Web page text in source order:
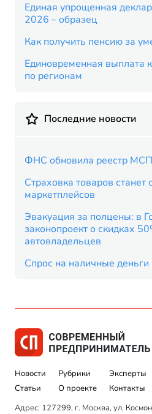
Единая упрощенная
2026 – образец
Как получить пенсию за
Единовременная выплата
по регионам
Последние новости
ФНС обновила реестр МСП
Страховка товаров станет
маркетплейсов
Эвакуация за полцены: в
законопроект о скидках
автовладельцев
Спрос на наличные деньги
Новости
Статьи
Рубрики
О проекте
Эксперты
Контакты
Адрес: 127299, г. Москва, ул.